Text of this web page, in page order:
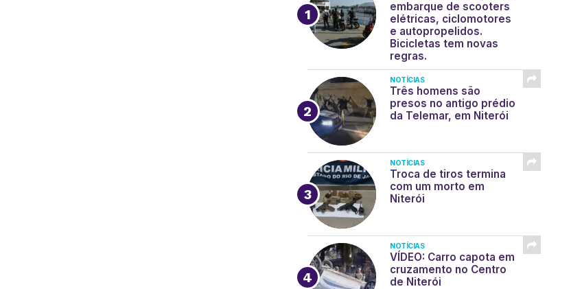
embarque de scooters
elétricas, ciclomotores
e autopropelidos.
Bicicletas tem novas
regras.
NOTÍCIAS
Três homens são
presos no antigo prédio
da Telemar, em Niterói
NOTÍCIAS
Troca de tiros termina
com um morto em
Niterói
NOTÍCIAS
VÍDEO: Carro capota em
cruzamento no Centro
de Niterói